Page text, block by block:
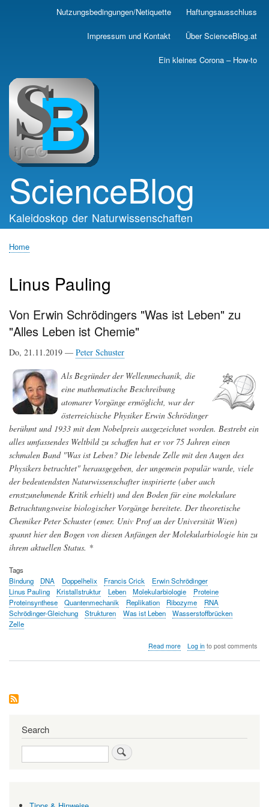
Skip
main
Nutzungsbedingungen/Netiquette Haftungsausschluss
Impressum und Kontakt Über ScienceBlog.at
Ein kleines Corona – How-to
ScienceBlog
Kaleidoskop der Naturwissenschaften
Home
Linus Pauling
Von Erwin Schrödingers "Was ist Leben" zu
"Alles Leben ist Chemie"
Do, 21.11.2019 — Peter Schuster
Als Begründer der Wellenmechanik, die
eine mathematische Beschreibung
atomarer Vorgänge ermöglicht, war der
österreichische Physiker Erwin Schrödinger
berühmt und 1933 mit dem Nobelpreis ausgezeichnet worden. Bestrebt ein
alles umfassendes Weltbild zu schaffen hat er vor 75 Jahren einen
schmalen Band "Was ist Leben? Die lebende Zelle mit den Augen des
Physikers betrachtet" herausgegeben, der ungemein populär wurde, viele
der bedeutendsten Naturwissenschafter inspirierte (aber auch
ernstzunehmende Kritik erhielt) und den Boden für eine molekulare
Betrachtungsweise biologischer Vorgänge bereitete. Der theoretische
Chemiker Peter Schuster (emer. Univ Prof an der Universität Wien)
spannt hier den Bogen von diesen Anfängen der Molekularbiologie hin zu
ihrem aktuellen Status. *
Tags
Bindung
DNA Doppelhelix Francis Crick
Erwin Schrödinger
Linus Pauling
Kristallstruktur Leben Molekularbiologie
Proteine
Proteinsynthese
Quantenmechanik Replikation Ribozyme
RNA
Schrödinger-Gleichung
Strukturen Was ist Leben
Wasserstoffbrücken
Zelle
Read moreabout
Leben
Log into post comments
Search
Search